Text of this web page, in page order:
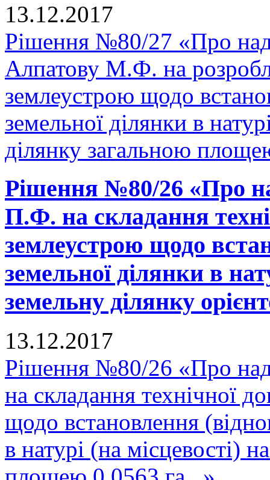
13.12.2017
Рішення №80/27 «Про
Алпатову М.Ф. на
землеустрою щодо
земельної ділянки в
ділянку загальною
Рішення №80/26 «Про
П.Ф. на складання
землеустрою щодо
земельної ділянки в
земельну ділянку
13.12.2017
Рішення №80/26 «Про
на складання технічної
щодо встановлення
в натурі (на місцевості)